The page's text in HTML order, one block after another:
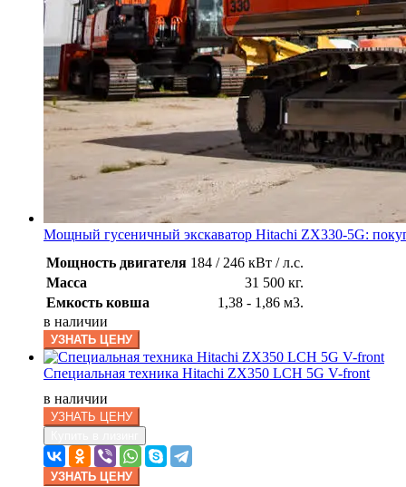
Мощный гусеничный экскаватор Hitachi ZX330-5G:
Мощность двигателя 184 / 246 кВт / л.с.
Масса
31 500 кг.
Емкость ковша
1,38 - 1,86 м3.
в наличии
УЗНАТЬ ЦЕНУ
Специальная техника Hitachi ZX350 LCH 5G V-front
в наличии
УЗНАТЬ ЦЕНУ
УЗНАТЬ ЦЕНУ